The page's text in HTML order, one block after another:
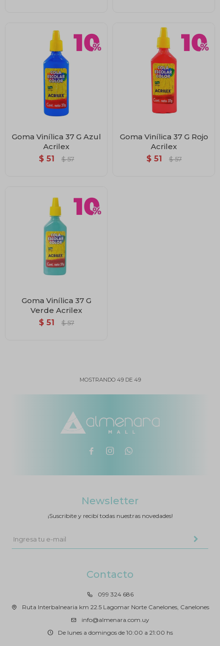
Goma Vinílica 37 G Azul
Acrilex
$ 51 $ 57
Goma Vinílica 37 G Rojo
Acrilex
$ 51 $ 57
Goma Vinílica 37 G
Verde Acrilex
$ 51 $ 57
MOSTRANDO 49DE 49
  
Contacto
099 324 686
Ruta Interbalnearia km 22.5 Lagomar Norte Canelones, Canelones
info@almenara.com.uy
De lunes a domingos de 10:00 a 21:00 hs
Newsletter
¡Suscribite y recibí todas nuestras novedades!